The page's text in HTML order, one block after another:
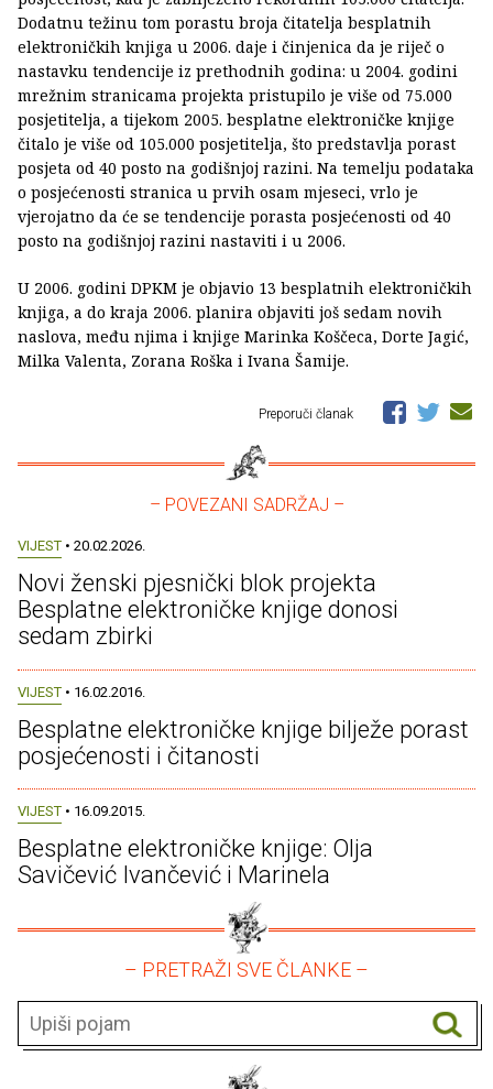
Dodatnu težinu tom porastu broja čitatelja besplatnih
elektroničkih knjiga u 2006. daje i činjenica da je riječ o
nastavku tendencije iz prethodnih godina: u 2004. godini
mrežnim stranicama projekta pristupilo je više od 75.000
posjetitelja, a tijekom 2005. besplatne elektroničke knjige
čitalo je više od 105.000 posjetitelja, što predstavlja porast
posjeta od 40 posto na godišnjoj razini. Na temelju podataka
o posjećenosti stranica u prvih osam mjeseci, vrlo je
vjerojatno da će se tendencije porasta posjećenosti od 40
posto na godišnjoj razini nastaviti i u 2006.
U 2006. godini DPKM je objavio 13 besplatnih elektroničkih
knjiga, a do kraja 2006. planira objaviti još sedam novih
naslova, među njima i knjige Marinka Koščeca, Dorte Jagić,
Milka Valenta, Zorana Roška i Ivana Šamije.
Preporuči članak
– POVEZANI SADRŽAJ –
VIJEST • 20.02.2026.
Novi ženski pjesnički blok projekta
Besplatne elektroničke knjige donosi
sedam zbirki
VIJEST • 16.02.2016.
Besplatne elektroničke knjige bilježe porast
posjećenosti i čitanosti
VIJEST • 16.09.2015.
Besplatne elektroničke knjige: Olja
Savičević Ivančević i Marinela
– PRETRAŽI SVE ČLANKE –